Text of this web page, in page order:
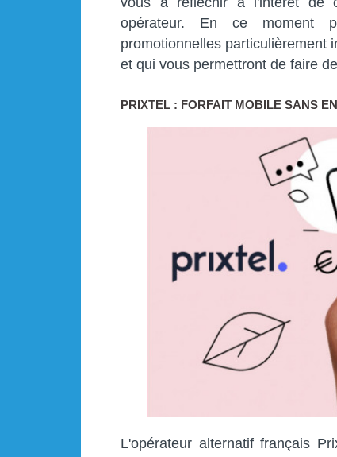
opérateur. En ce moment
promotionnelles particulièrement
et qui vous permettront de faire
PRIXTEL : FORFAIT MOBILE SANS
L'opérateur alternatif français